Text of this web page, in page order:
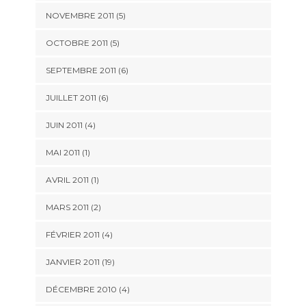
NOVEMBRE 2011 (5)
OCTOBRE 2011 (5)
SEPTEMBRE 2011 (6)
JUILLET 2011 (6)
JUIN 2011 (4)
MAI 2011 (1)
AVRIL 2011 (1)
MARS 2011 (2)
FÉVRIER 2011 (4)
JANVIER 2011 (19)
DÉCEMBRE 2010 (4)